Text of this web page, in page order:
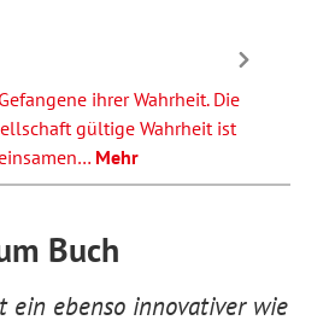
ihrer Wahrheit. Die
gültige Wahrheit ist
Mehr
Buch
ein ebenso innovativer wie